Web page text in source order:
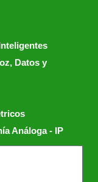
Datos y
Análoga - IP